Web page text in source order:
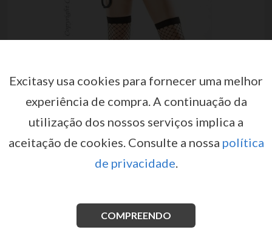
FANTASIA DE POLÍCIA CR-3350
EX01129
Prenda o seu rapaz mau por perturbar a paz quando
irresistível equipado com algemas e walkie-talkie,
para um inesquecível divertimento erótico enquanto
Excitasy usa cookies para fornecer uma melhor
experiência de compra.A continuação da
utilização dos nossos serviços implica a
aceitação de cookies.Consulte a nossa política
de privacidade.
COMPREENDO